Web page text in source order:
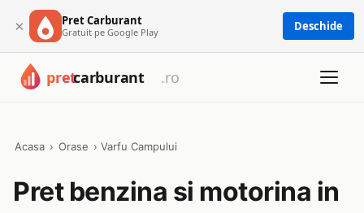
× Pret Carburant
Gratuit pe Google Play Deschide
Acasa › Orase › Varfu Campului
Pret benzina si motorina in